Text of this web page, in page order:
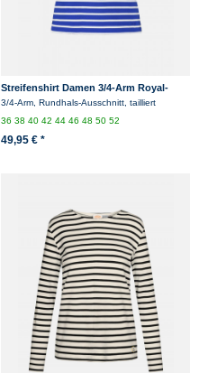
Streifenshirt Damen 3/4-Arm Royal-
Weiß Gestreift Ringelshirt
3/4-Arm, Rundhals-Ausschnitt, tailliert
363840424446485052
49,95 € *